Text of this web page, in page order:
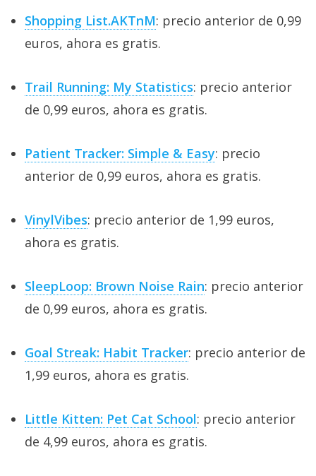
Shopping List.AKTnM: precio anterior de 0,99
euros, ahora es gratis.
Trail Running: My Statistics: precio anterior
de 0,99 euros, ahora es gratis.
Patient Tracker: Simple & Easy: precio
anterior de 0,99 euros, ahora es gratis.
VinylVibes: precio anterior de 1,99 euros,
ahora es gratis.
SleepLoop: Brown Noise Rain: precio anterior
de 0,99 euros, ahora es gratis.
Goal Streak: Habit Tracker: precio anterior de
1,99 euros, ahora es gratis.
Little Kitten: Pet Cat School: precio anterior
de 4,99 euros, ahora es gratis.